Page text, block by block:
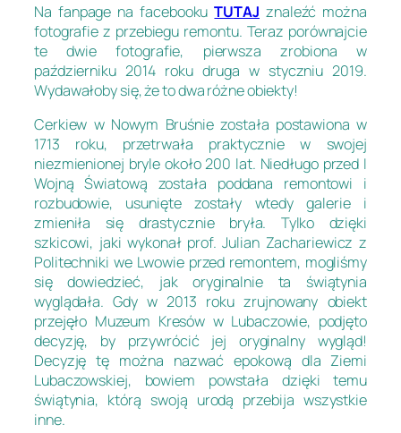
Na fanpage na facebookuTUTAJ znaleźć można
fotografie z przebiegu remontu. Teraz porównajcie
te dwie fotografie, pierwsza zrobiona w
październiku 2014 roku druga w styczniu 2019.
Wydawałoby się, że to dwa różne obiekty!
Cerkiew w Nowym Bruśnie została postawiona w
1713 roku, przetrwała praktycznie w swojej
niezmienionej bryle około 200 lat. Niedługo przed I
Wojną Światową została poddana remontowi i
rozbudowie, usunięte zostały wtedy galerie i
zmieniła się drastycznie bryła. Tylko dzięki
szkicowi, jaki wykonał prof. Julian Zachariewicz z
Politechniki we Lwowie przed remontem, mogliśmy
się dowiedzieć, jak oryginalnie ta świątynia
wyglądała. Gdy w 2013 roku zrujnowany obiekt
przejęło Muzeum Kresów w Lubaczowie, podjęto
decyzję, by przywrócić jej oryginalny wygląd!
Decyzję tę można nazwać epokową dla Ziemi
Lubaczowskiej, bowiem powstała dzięki temu
świątynia, którą swoją urodą przebija wszystkie
inne.